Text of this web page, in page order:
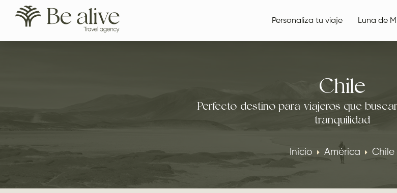
Personaliza tu viaje Luna de
Chile
Perfecto destino para viajeros que
tranquilidad
Inicio América Chile